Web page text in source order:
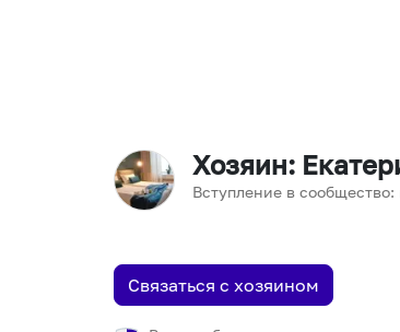
Хозяин:
Вступление в сообщество:
Связаться с хозяином